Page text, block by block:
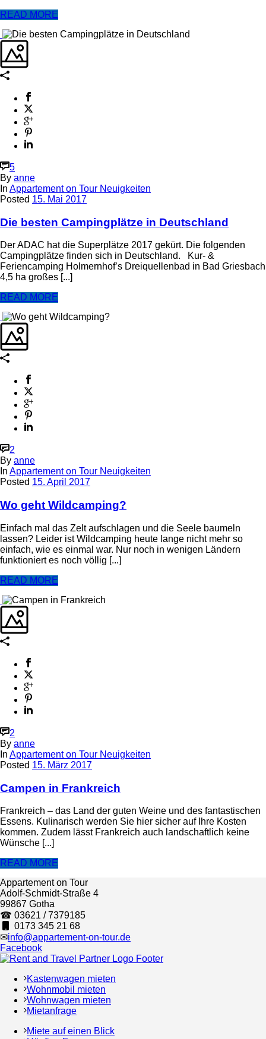
READ MORE
5
By anne
In Appartement on Tour Neuigkeiten
Posted 15. Mai 2017
Die besten Campingplätze in Deutschland
Der ADAC hat die Superplätze 2017 gekürt. Die folgenden
Campingplätze finden sich in Deutschland. Kur- &
Feriencamping Holmernhof’s Dreiquellenbad in Bad Griesbach
4,5 ha großes [...]
READ MORE
2
By anne
In Appartement on Tour Neuigkeiten
Posted 15. April 2017
Wo geht Wildcamping?
Einfach mal das Zelt aufschlagen und die Seele baumeln
lassen? Leider ist Wildcamping heute lange nicht mehr so
einfach, wie es einmal war. Nur noch in wenigen Ländern
funktioniert es noch völlig [...]
READ MORE
2
By anne
In Appartement on Tour Neuigkeiten
Posted 15. März 2017
Campen in Frankreich
Frankreich – das Land der guten Weine und des fantastischen
Essens. Kulinarisch werden Sie hier sicher auf Ihre Kosten
kommen. Zudem lässt Frankreich auch landschaftlich keine
Wünsche [...]
READ MORE
Appartement on Tour
Adolf-Schmidt-Straße 4
99867 Gotha
☎ 03621 / 7379185
0173 345 21 68
✉info@appartement-on-tour.de
Facebook
Kastenwagen mieten
Wohnmobil mieten
Wohnwagen mieten
Mietanfrage
Miete auf einen Blick